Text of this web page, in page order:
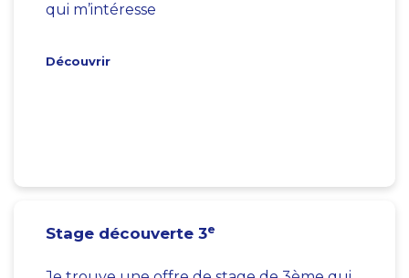
qui m’intéresse
Découvrir
Stage découverte 3e